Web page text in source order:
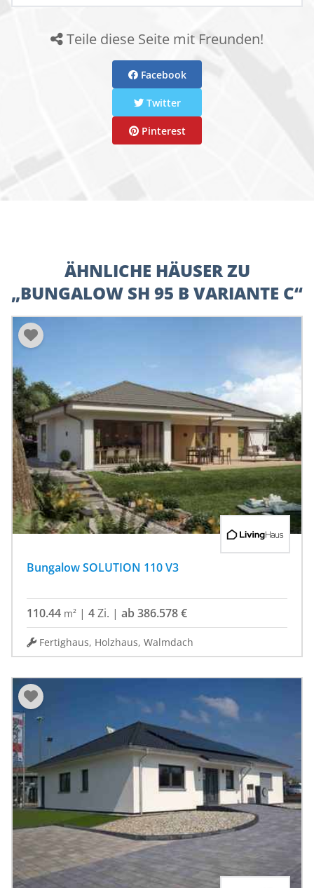
Teile diese Seite mit Freunden!
Facebook
Twitter
Pinterest
ÄHNLICHE HÄUSER ZU
„BUNGALOW SH 95 B VARIANTE C“
Bungalow SOLUTION 110 V3
110.44 m² | 4Zi. | ab 386.578 €
Fertighaus, Holzhaus, Walmdach